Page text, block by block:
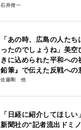
石井僚一
「あの時、広島の人た
ったのでしょうね」美空
きに込められた平和へ
鉛筆』で伝えた反戦への
佐藤剛
「日経に紹介してほし
新聞社の“記者流出ドミ